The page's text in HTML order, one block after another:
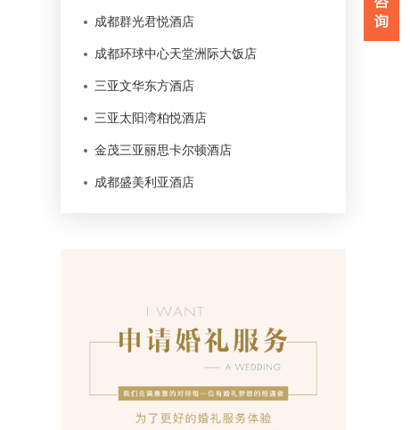
成都群光君悦酒店
成都环球中心天堂洲际大饭店
三亚文华东方酒店
三亚太阳湾柏悦酒店
金茂三亚丽思卡尔顿酒店
成都盛美利亚酒店